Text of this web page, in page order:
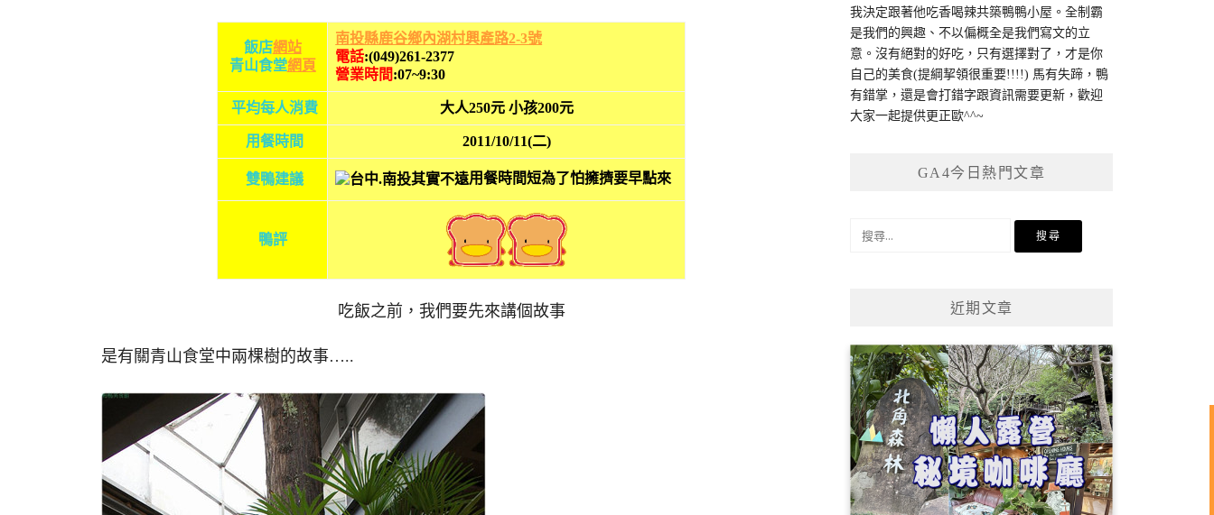
飯店網站
青山食堂網頁
南投縣鹿谷鄉內湖村興產路2-3號
電話:(049)261-2377
營業時間:07~9:30
平均每人消費 大人250元 小孩200元
用餐時間 2011/10/11(二)
雙鴨建議 用餐時間短為了怕擁擠要早點來
鴨評
吃飯之前，我們要先來講個故事
是有關青山食堂中兩棵樹的故事…..
我決定跟著他吃香喝辣共築鴨鴨小屋。全制霸
是我們的興趣、不以偏概全是我們寫文的立
意。沒有絕對的好吃，只有選擇對了，才是你
自己的美食(提綱挈領很重要!!!!) 馬有失蹄，鴨
有錯掌，還是會打錯字跟資訊需要更新，歡迎
大家一起提供更正歐^^~
GA4今日熱門文章
近期文章